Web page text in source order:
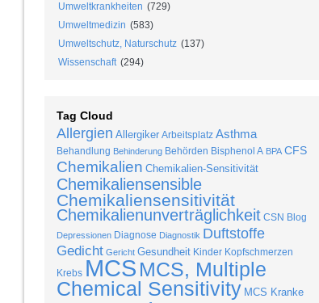
Umweltkrankheiten (729)
Umweltmedizin (583)
Umweltschutz, Naturschutz (137)
Wissenschaft (294)
Tag Cloud
Allergien Allergiker Arbeitsplatz Asthma
Behandlung Behinderung Behörden Bisphenol A BPA CFS
Chemikalien Chemikalien-Sensitivität
Chemikaliensensible
Chemikaliensensitivität
Chemikalienunverträglichkeit CSN Blog
Depressionen Diagnose Diagnostik Duftstoffe
Gedicht Gericht Gesundheit Kinder Kopfschmerzen
Krebs MCS MCS, Multiple
Chemical Sensitivity MCS Kranke